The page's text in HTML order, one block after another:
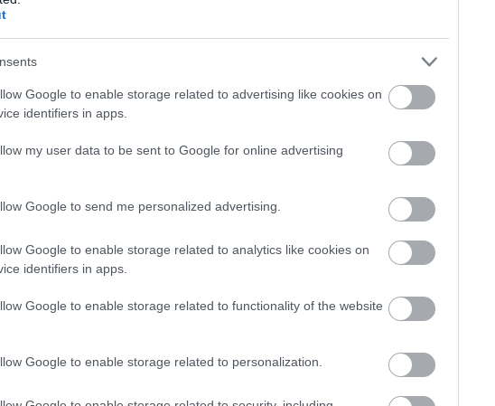
Google to enable storage related to advertising like cookies on
identifiers in apps.
my user data to be sent to Google for online advertising
Google to send me personalized advertising.
Google to enable storage related to analytics like cookies on
identifiers in apps.
Google to enable storage related to functionality of the website
Google to enable storage related to personalization.
Ahhoz persze, hogy meg is ihassuk a termést, a
és darálnunk is kell majd. Ha erre is fel vagyunk
ki direkt napfénynek a cserjét, mert megégnek a levelei.
viszont nem olyan egyszerű belevágni a
kizárt, hogy termést hozzon. Vásároljunk inkább kifejlett
fajtát javasolja. Még utána is türelemre lesz szükségünk, hogy